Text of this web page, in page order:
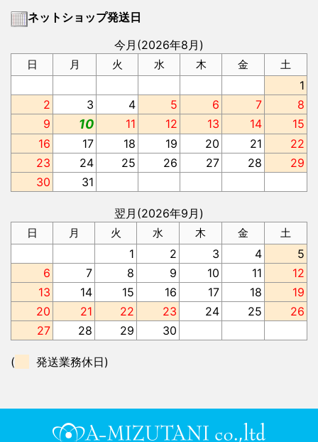
ネットショップ発送日
今月(2026年8月)
日 月 火 水 木 金 土
1
2
3 4 5 6 7
8
9
10 11 12 13 14
15
16
17 18 19 20 21
22
23
24 25 26 27 28
29
30
31
翌月(2026年9月)
日 月 火 水 木 金 土
1 2 3 4
5
6
7 8 9 10 11
12
13
14 15 16 17 18
19
20
21 22 23 24 25
26
27
28 29 30
( 発送業務休日)